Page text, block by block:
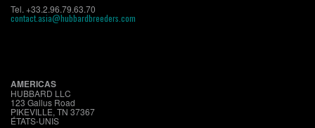
Tel. +33.2.96.79.63.70
contact.asia@hubbardbreeders.com
AMERICAS
HUBBARD LLC
123 Gallus Road
PIKEVILLE, TN 37367
ÉTATS-UNIS